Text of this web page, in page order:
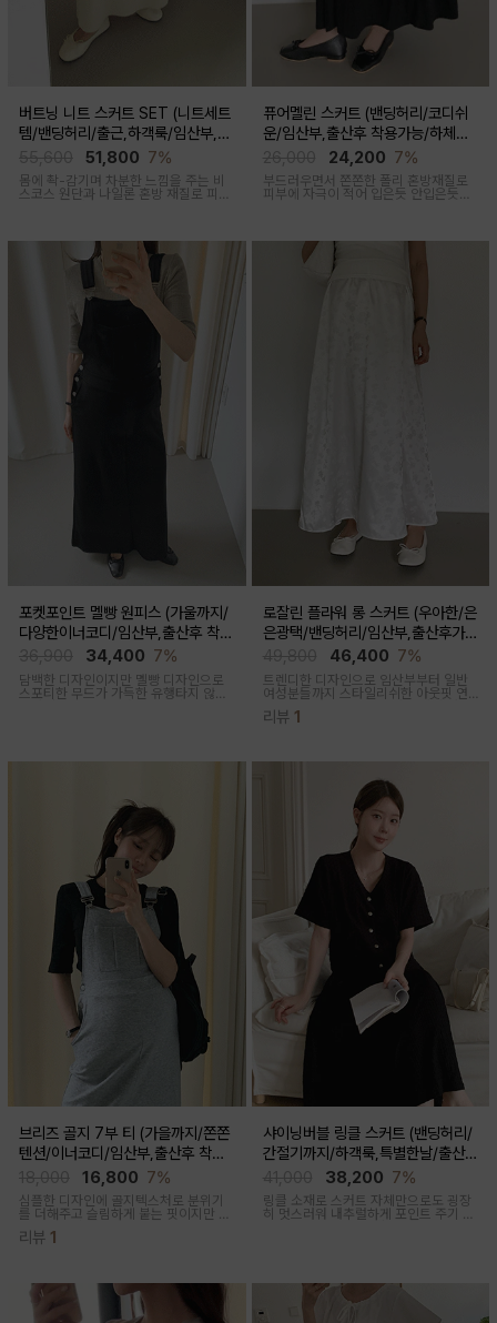
버트닝 니트 스커트 SET (니트세트
템/밴딩허리/출근,하객룩/임산부,출
산후 착용가능)51,800 7%
몸에 촥-감기며 차분한 느낌을 주는 비
스코스 원단과 나일론 혼방 재질로 피부
퓨어멜린 스커트 (밴딩허리/코디쉬
운/임산부,출산후 착용가능/하체커
24,200 7%
부드러우면서 쫀쫀한 폴리 혼방재질로
피부에 자극이 적어 입은듯 안입은듯한
포켓포인트 멜빵 원피스 (가울까지/
다양한이너코디/임산부,출산후 착용
34,400 7%
담백한 디자인이지만 멜빵 디자인으로
스포티한 무드가 가득한 유행타지 않는
로잘린 플라워 롱 스커트 (우아한/은
은광택/밴딩허리/임산부,출산후가
46,400 7%
트렌디한 디자인으로 임산부부터 일반
여성분들까지 스타일리쉬한 아웃핏 연
패턴과 우아한 광택감이 세련된 롱스커
리뷰 1
브리즈 골지 7부 티 (가을까지/쫀쫀
텐션/이너코디/임산부,출산후 착용
16,800 7%
심플한 디자인에 골지텍스처로 분위기
를 더해주고 슬림하게 붙는 핏이지만 부
드러운 모달혼방으로 기분 좋은 칙용감
리뷰 1
샤이닝버블 링클 스커트 (밴딩허리/
간절기까지/하객룩,특별한날/출산후
38,200 7%
링클 소재로 스커트 자체만으로도 굉장
히 멋스러워 내추럴하게 포인트 주기 좋